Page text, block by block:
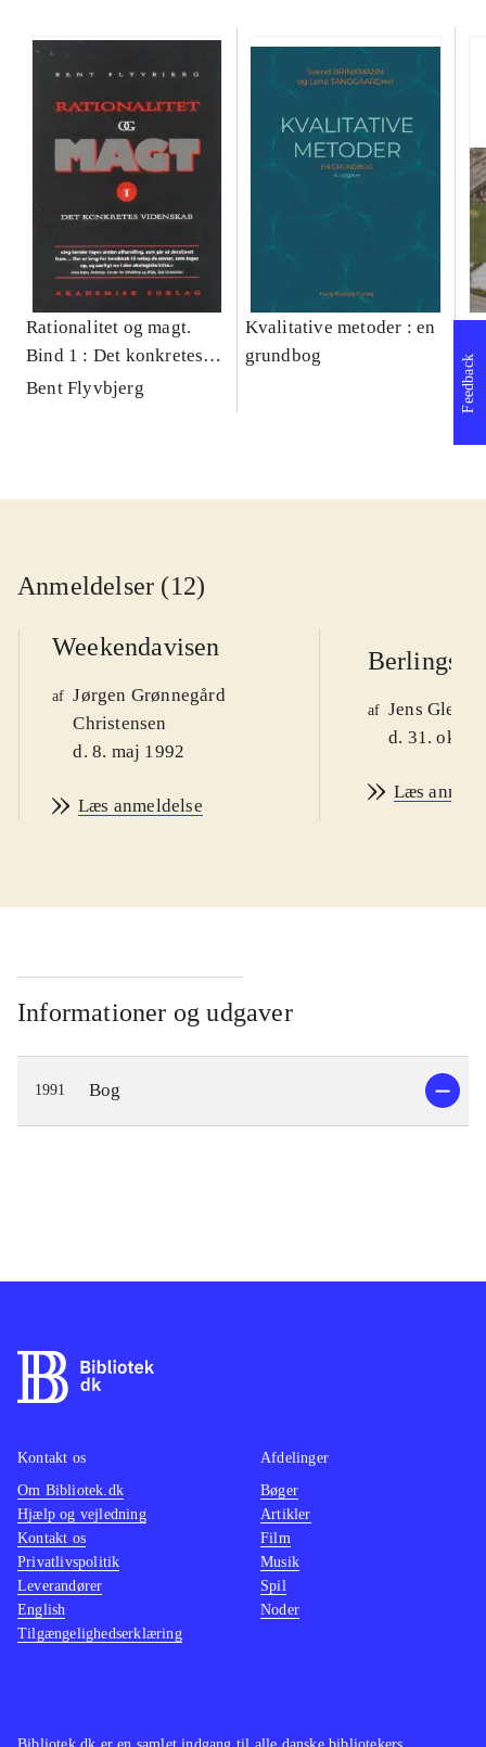
Rationalitet og magt.
Bind 1 : Det konkretes
videnskab
Bent Flyvbjerg
Kvalitative metoder : en
grundbog
Anmeldelser (12)
Weekendavisen
af Jørgen Grønnegård
Christensen
d. 8. maj 1992
Læs anmeldelse
af Jens
d. 31. okt.
Læs
Informationer og udgaver
1991 Bog
Feedback
Kontakt os
Om Bibliotek.dk
Hjælp og vejledning
Kontakt os
Privatlivspolitik
Leverandører
English
Tilgængelighedserklæring
Afdelinger
Bøger
Artikler
Film
Musik
Spil
Noder